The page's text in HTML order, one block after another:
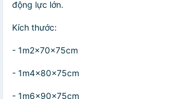
động lực lớn.
Kích thước:
- 1m2x70x75cm
- 1m4x80x75cm
- 1m6x90x75cm